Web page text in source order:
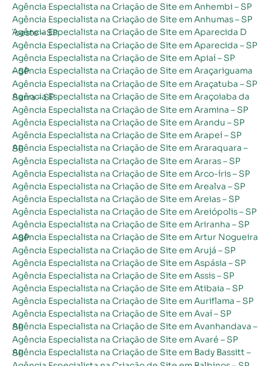
Agência Especialista na Criação de Site em Anhembi – SP
Agência Especialista na Criação de Site em Anhumas – SP
Agência Especialista na Criação de Site em Aparecida D´oeste – SP
Agência Especialista na Criação de Site em Aparecida – SP
Agência Especialista na Criação de Site em Apiaí – SP
Agência Especialista na Criação de Site em Araçariguama – SP
Agência Especialista na Criação de Site em Araçatuba – SP
Agência Especialista na Criação de Site em Araçoiaba da Serra – SP
Agência Especialista na Criação de Site em Aramina – SP
Agência Especialista na Criação de Site em Arandu – SP
Agência Especialista na Criação de Site em Arapeí – SP
Agência Especialista na Criação de Site em Araraquara – SP
Agência Especialista na Criação de Site em Araras – SP
Agência Especialista na Criação de Site em Arco-íris – SP
Agência Especialista na Criação de Site em Arealva – SP
Agência Especialista na Criação de Site em Areias – SP
Agência Especialista na Criação de Site em Areiópolis – SP
Agência Especialista na Criação de Site em Ariranha – SP
Agência Especialista na Criação de Site em Artur Nogueira – SP
Agência Especialista na Criação de Site em Arujá – SP
Agência Especialista na Criação de Site em Aspásia – SP
Agência Especialista na Criação de Site em Assis – SP
Agência Especialista na Criação de Site em Atibaia – SP
Agência Especialista na Criação de Site em Auriflama – SP
Agência Especialista na Criação de Site em Avaí – SP
Agência Especialista na Criação de Site em Avanhandava – SP
Agência Especialista na Criação de Site em Avaré – SP
Agência Especialista na Criação de Site em Bady Bassitt – SP